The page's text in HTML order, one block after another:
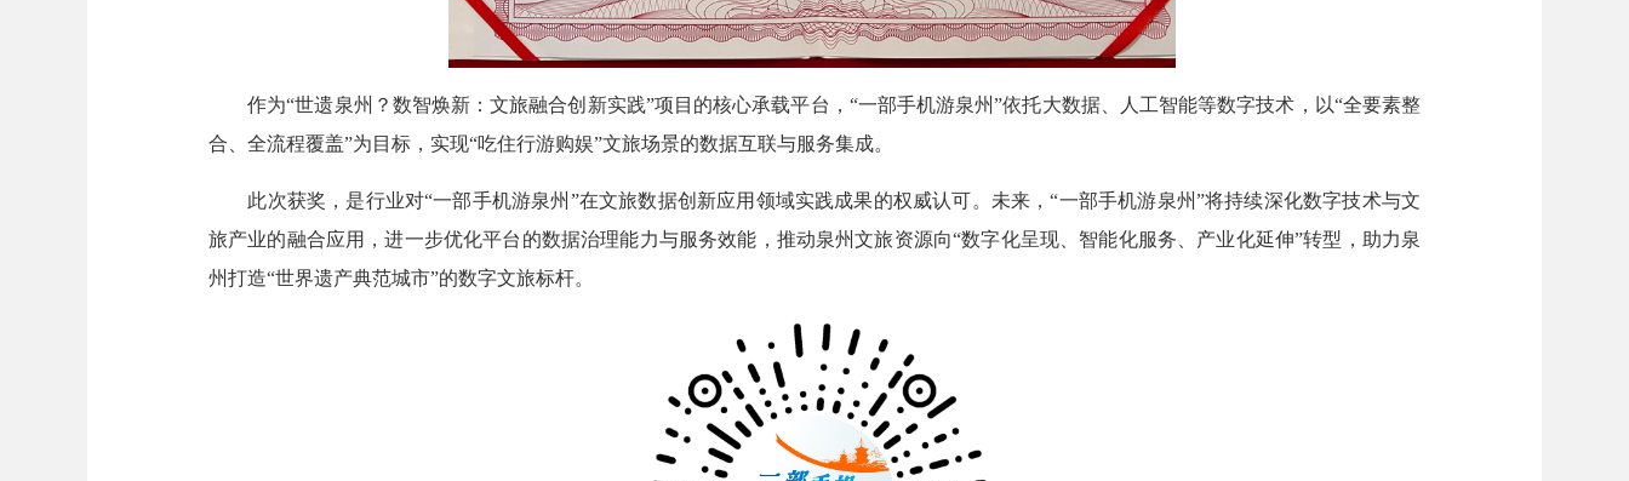
作为“世遗泉州？数智焕新：文旅融合创新实践”项目的核心承载平台，“一部手机游泉州”依托大数据、人工智能等数字技术，以“全要素整
合、全流程覆盖”为目标，实现“吃住行游购娱”文旅场景的数据互联与服务集成。
此次获奖，是行业对“一部手机游泉州”在文旅数据创新应用领域实践成果的权威认可。未来，“一部手机游泉州”将持续深化数字技术与文
旅产业的融合应用，进一步优化平台的数据治理能力与服务效能，推动泉州文旅资源向“数字化呈现、智能化服务、产业化延伸”转型，助力泉
州打造“世界遗产典范城市”的数字文旅标杆。